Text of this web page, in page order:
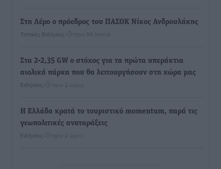
Στη Λέρο ο πρόεδρος του ΠΑΣΟΚ Νίκος Ανδρουλάκης
Τοπικές Ειδήσεις πριν 56 λεπτά
Στα 2-2,35 GW ο στόχος για τα πρώτα υπεράκτια
αιολικά πάρκα που θα λειτουργήσουν στη χώρα μας
Ειδήσεις πριν 2 ώρες
Η Ελλάδα κρατά το τουριστικό momentum, παρά τις
γεωπολιτικές αναταράξεις
Ειδήσεις πριν 2 ώρες